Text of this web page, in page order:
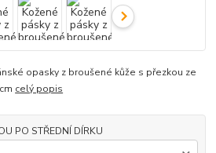
opasky z broušené kůže s přezkou ze
celý popis
PO STŘEDNÍ DÍRKU